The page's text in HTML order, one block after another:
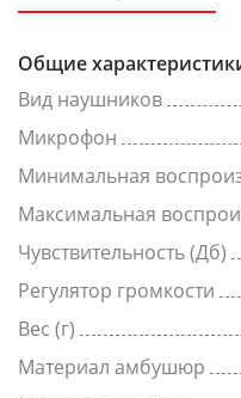
Общие
Вид наушников
Микрофон
Минимальная
Максимальная
Чувствительность (Дб)
Регулятор громкости
Вес (г)
Материал амбушюр